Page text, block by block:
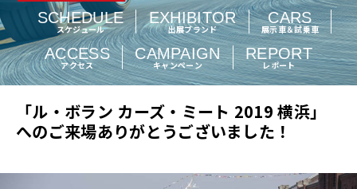
SCHEDULE
スケジュール
EXHIBITOR
出展ブランド
CARS
展示車＆試乗車
ACCESS
アクセス
CAMPAIGN
キャンペーン
REPORT
レポート
「ル・ボラン カーズ・ミート 2019 横浜」
へのご来場ありがとうございました！